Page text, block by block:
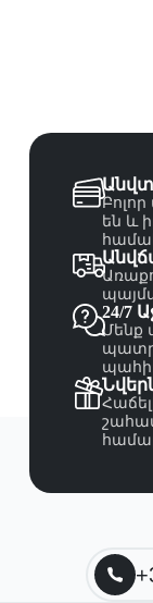
են և
24/7
Մենք